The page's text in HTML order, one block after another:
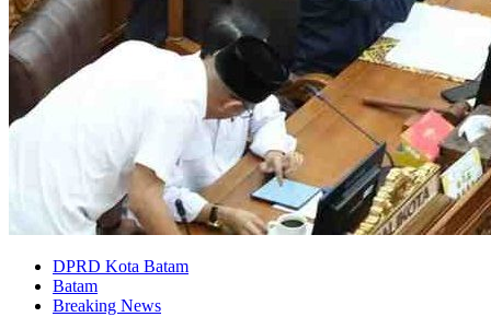
DPRD Kota Batam
Batam
Breaking News